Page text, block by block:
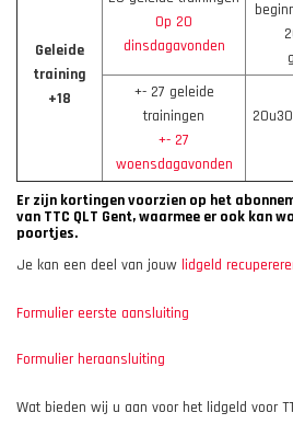
Geleide
training
+18
Op 20
dinsdagavonden
+- 27 geleide
trainingen
+- 27
woensdagavonden
Er zijn kortingen voorzien op het
van TTC QLT Gent, waarmee er ook kan
poortjes.
Je kan een deel van jouw lidgeld
Formulier eerste aansluiting
Formulier heraansluiting
Wat bieden wij u aan voor het lidgeld voor